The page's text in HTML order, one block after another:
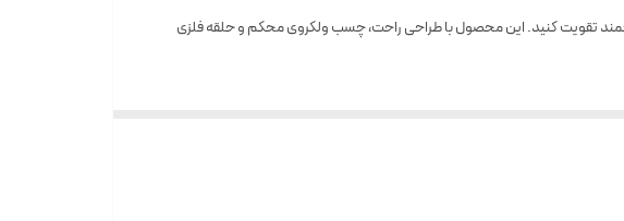
تقویت کنید. این محصول با طراحی راحت، چسب ولکروی محکم و حلقه فلزی